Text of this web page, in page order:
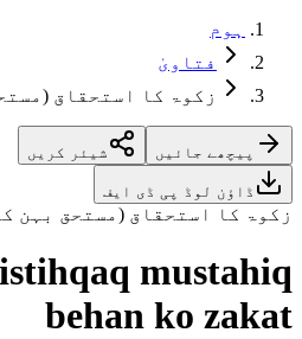
ہوم
فتاویٰ
زکوۃ کا استحقاق
پیچھے جائیں شیئر کریں
ڈاؤن لوڈ پی ڈی ایف
زکوۃ کا استحقاق (مستحق بہن
mustahiq
behan ko zakat